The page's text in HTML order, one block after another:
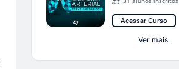
Acessar Curso
Ver mais